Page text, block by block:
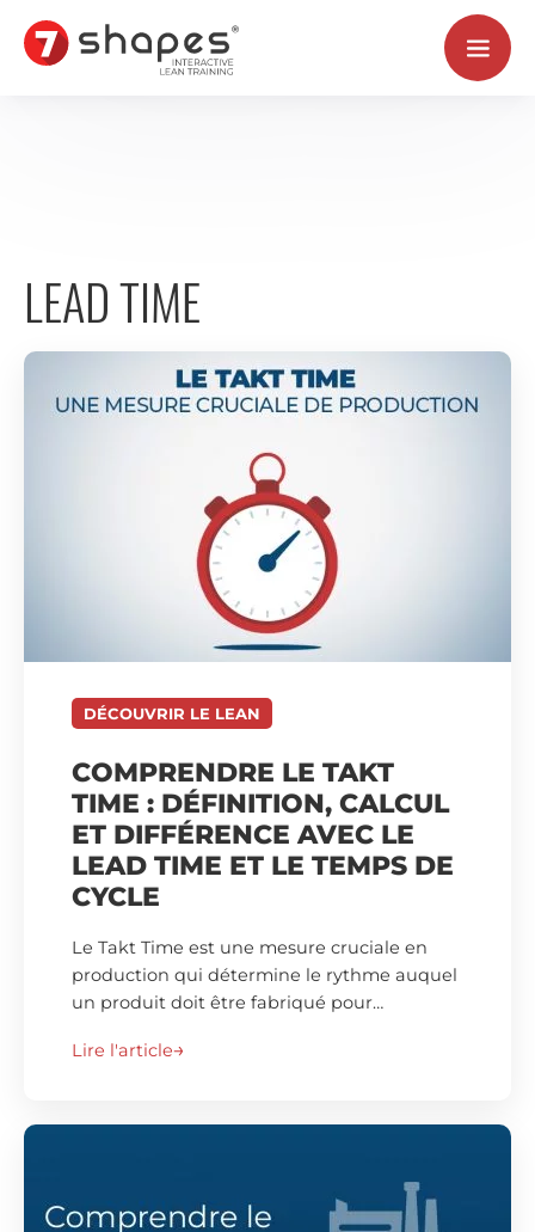
contenu
LEAD TIME
DÉCOUVRIR LE LEAN
COMPRENDRE LE TAKT
TIME : DÉFINITION, CALCUL
ET DIFFÉRENCE AVEC LE
LEAD TIME ET LE TEMPS DE
CYCLE
Le Takt Time est une mesure cruciale en
production qui détermine le rythme auquel
un produit doit être fabriqué pour…
Lire l'article